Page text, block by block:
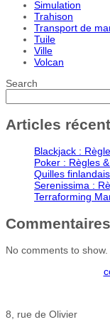
Simulation
Trahison
Transport de
Tuile
Ville
Volcan
Search
Articles
Blackjack :
Poker : Règles
Quilles
Serenissima :
Terraforming
No comments to show.
8, rue de Olivier